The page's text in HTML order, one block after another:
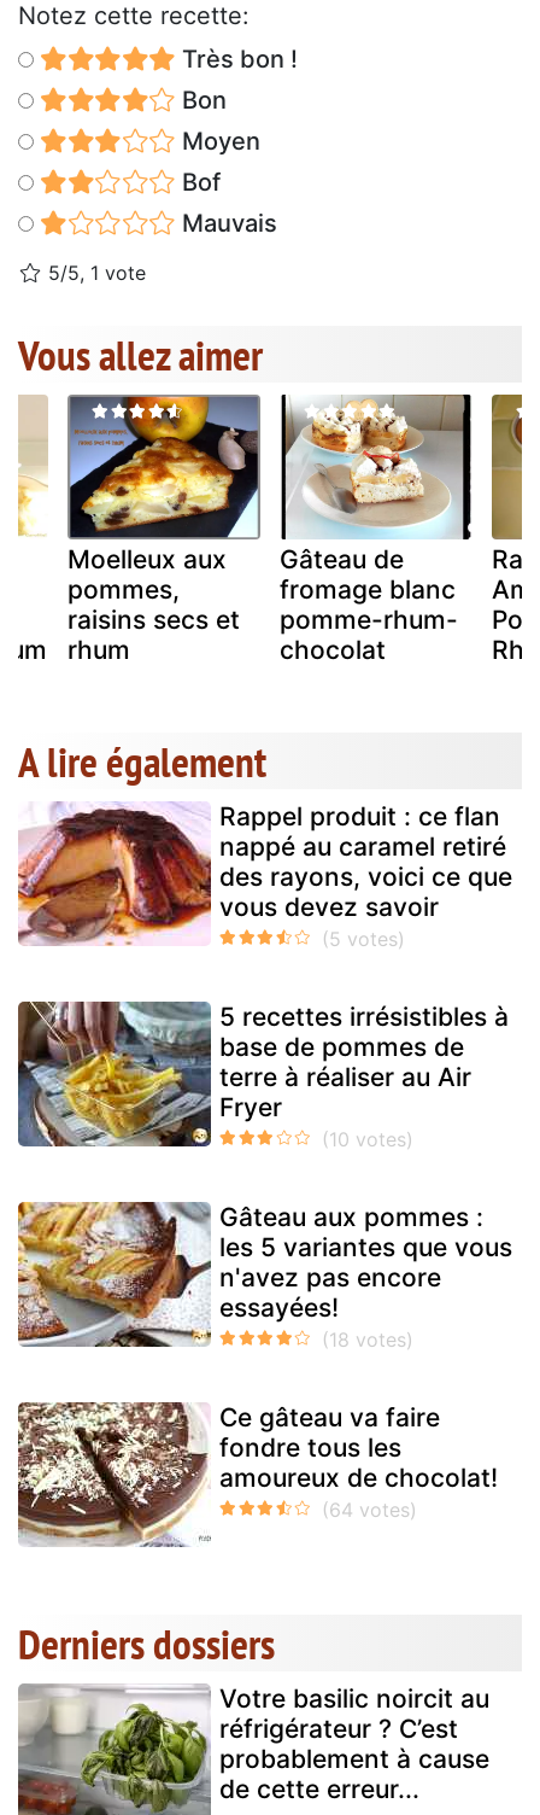
Notez cette recette:
Très bon !
Bon
Moyen
Bof
Mauvais
5/5, 1 vote
Vous allez aimer
Moelleux aux
pommes,
raisins secs et
rhum
Gâteau de
fromage blanc
pomme-rhum-
chocolat
A lire également
Rappel produit : ce flan
nappé au caramel retiré
des rayons, voici ce que
vous devez savoir
5 recettes irrésistibles à
base de pommes de
terre à réaliser au Air
Fryer
Gâteau aux pommes :
les 5 variantes que vous
n'avez pas encore
essayées!
Ce gâteau va faire
fondre tous les
amoureux de chocolat!
Derniers dossiers
Votre basilic noircit au
réfrigérateur ? C’est
probablement à cause
de cette erreur...